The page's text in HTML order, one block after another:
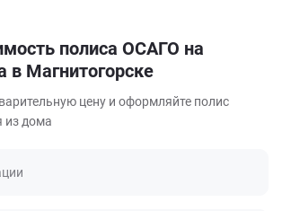
полиса ОСАГО на
в Магнитогорске
цену и оформляйте полис
из дома